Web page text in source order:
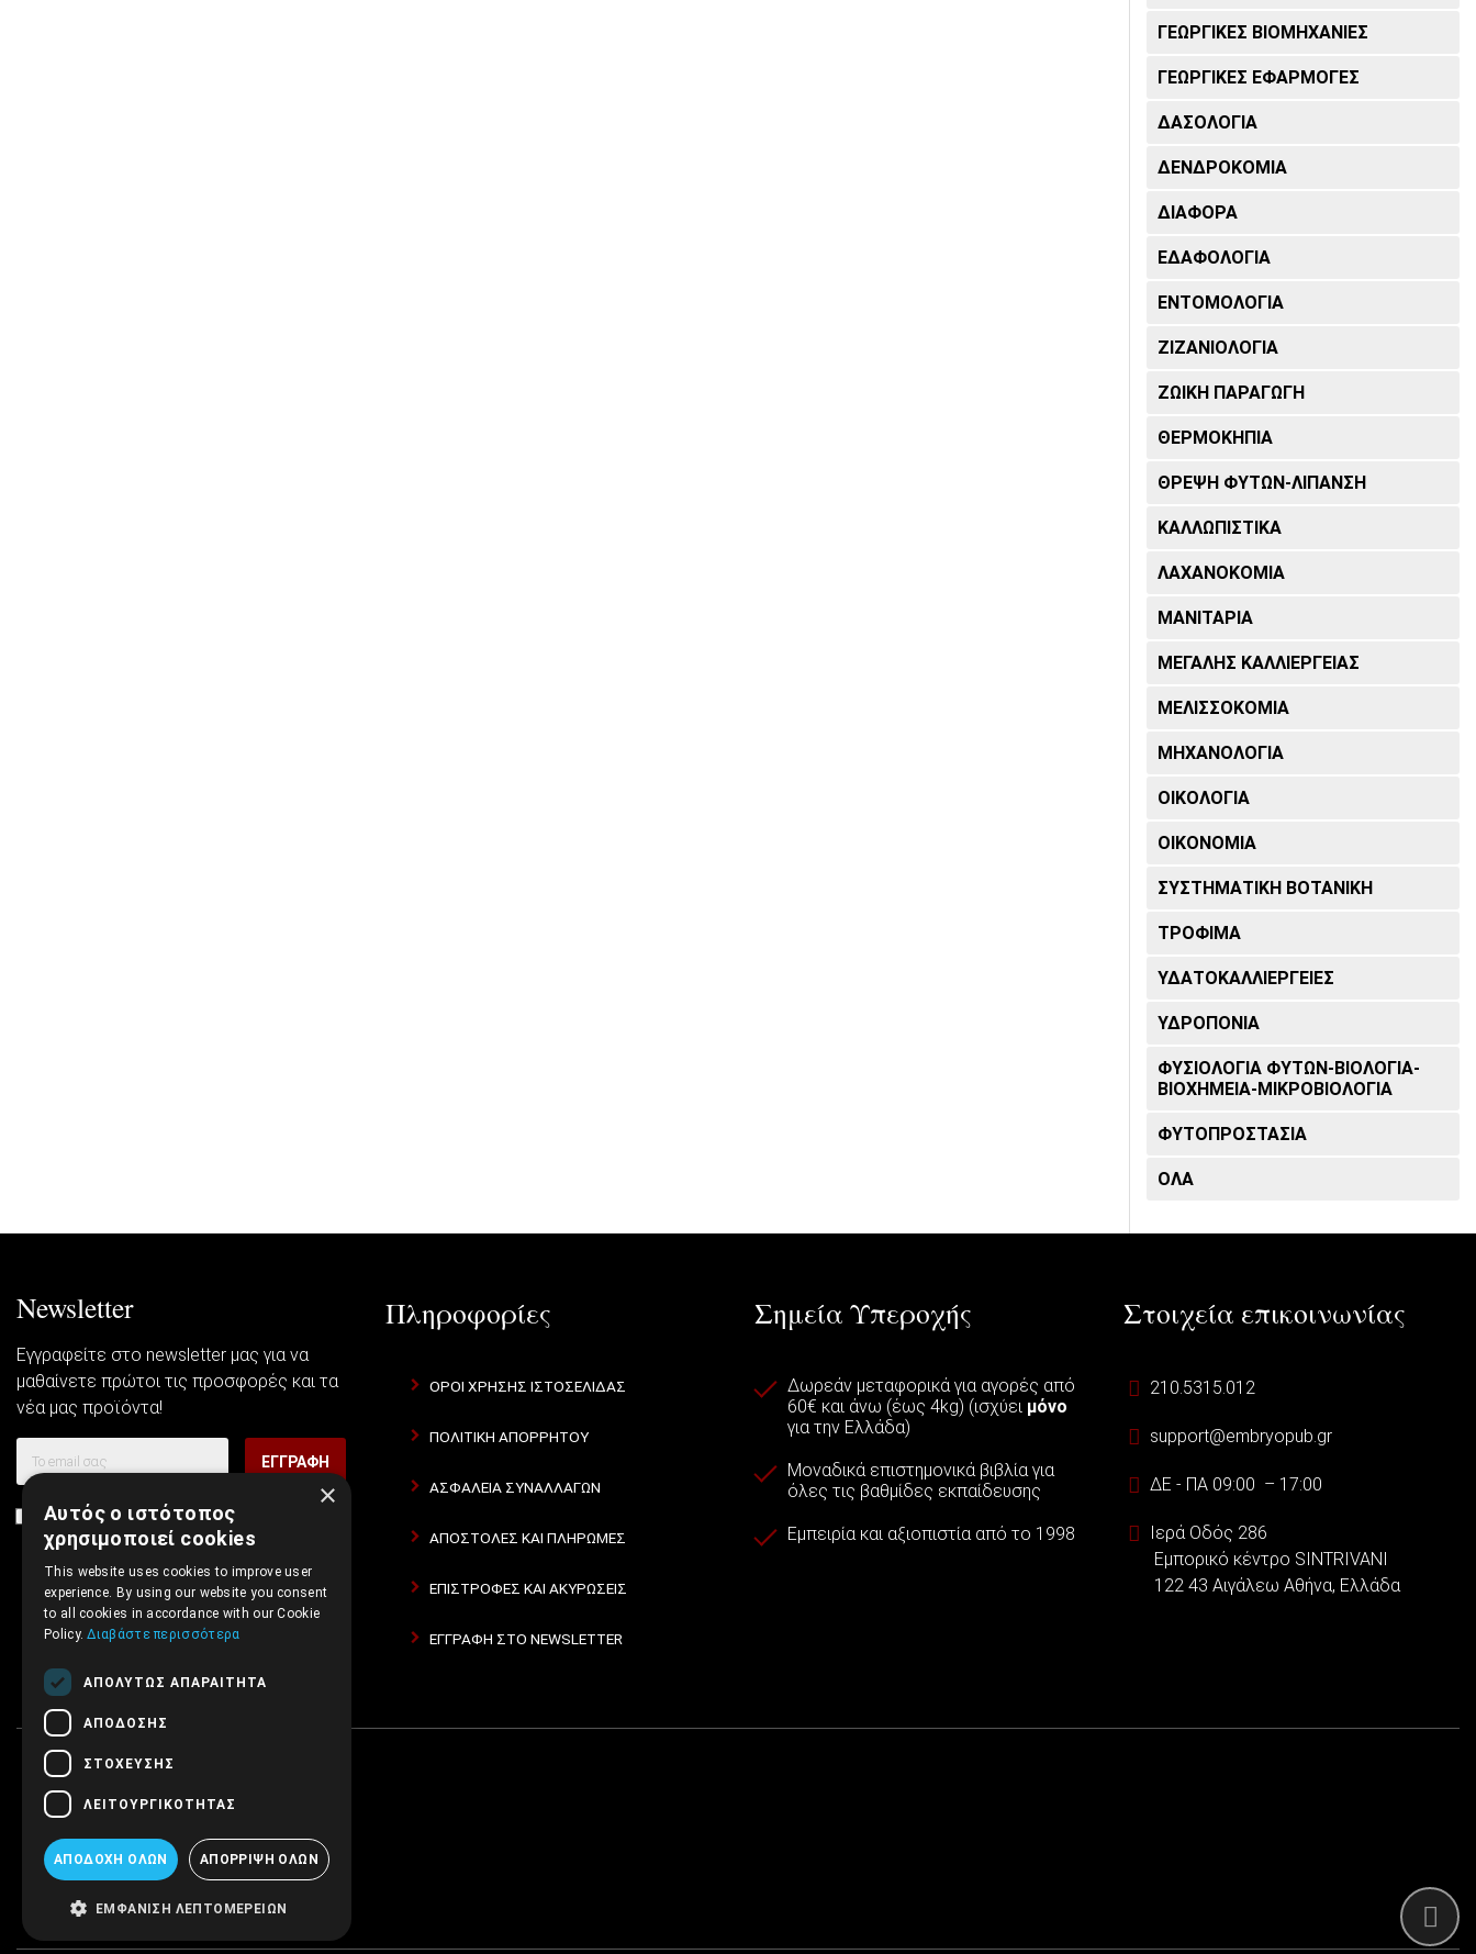
ΓΕΩΡΓΙΚΈΣ ΒΙΟΜΗΧΑΝΊΕΣ
ΓΕΩΡΓΙΚΈΣ ΕΦΑΡΜΟΓΈΣ
ΔΑΣΟΛΟΓΊΑ
ΔΕΝΔΡΟΚΟΜΊΑ
ΔΙΆΦΟΡΑ
ΕΔΑΦΟΛΟΓΊΑ
ΕΝΤΟΜΟΛΟΓΊΑ
ΖΙΖΑΝΙΟΛΟΓΊΑ
ΖΩΙΚΉ ΠΑΡΑΓΩΓΉ
ΘΕΡΜΟΚΉΠΙΑ
ΘΡΈΨΗ ΦΥΤΏΝ-ΛΊΠΑΝΣΗ
ΚΑΛΛΩΠΙΣΤΙΚΆ
ΛΑΧΑΝΟΚΟΜΊΑ
ΜΑΝΙΤΆΡΙΑ
ΜΕΓΆΛΗΣ ΚΑΛΛΙΈΡΓΕΙΑΣ
ΜΕΛΙΣΣΟΚΟΜΊΑ
ΜΗΧΑΝΟΛΟΓΊΑ
ΟΙΚΟΛΟΓΊΑ
ΟΙΚΟΝΟΜΊΑ
ΣΥΣΤΗΜΑΤΙΚΉ ΒΟΤΑΝΙΚΉ
ΤΡΌΦΙΜΑ
ΥΔΑΤΟΚΑΛΛΙΈΡΓΕΙΕΣ
ΥΔΡΟΠΟΝΊΑ
ΦΥΣΙΟΛΟΓΊΑ ΦΥΤΏΝ-ΒΙΟΛΟΓΊΑ-
ΒΙΟΧΗΜΕΊΑ-ΜΙΚΡΟΒΙΟΛΟΓΊΑ
ΦΥΤΟΠΡΟΣΤΑΣΊΑ
ΟΛΑ
Newsletter
Εγγραφείτε στο newsletter μας για να
μαθαίνετε πρώτοι τις προσφορές και τα
νέα μας προϊόντα!
ΕΓΓΡΑΦΉ
Συμφωνώ με τουςΌροι Χρήσης Ιστοσελίδας
Πολιτική Απορρήτου
Πληροφορίες
ΌΡΟΙ ΧΡΉΣΗΣ ΙΣΤΟΣΕΛΊΔΑΣ
ΠΟΛΙΤΙΚΉ ΑΠΟΡΡΉΤΟΥ
ΑΣΦΆΛΕΙΑ ΣΥΝΑΛΛΑΓΏΝ
ΑΠΟΣΤΟΛΈΣ ΚΑΙ ΠΛΗΡΩΜΈΣ
ΕΠΙΣΤΡΟΦΈΣ ΚΑΙ ΑΚΥΡΏΣΕΙΣ
ΕΓΓΡΑΦΉ ΣΤΟ NEWSLETTER
Σημεία Υπεροχής
Δωρεάν μεταφορικά για αγορές από
60€ και άνω (έως 4kg) (ισχύει μόνο
για την Ελλάδα)
Μοναδικά επιστημονικά βιβλία για
όλες τις βαθμίδες εκπαίδευσης
Εμπειρία και αξιοπιστία από το 1998
Στοιχεία επικοινωνίας
210.5315.012
support@embryopub.gr
ΔΕ - ΠΑ 09:00 – 17:00
Ιερά Οδός 286
Εμπορικό κέντρο SINTRIVANI
122 43 Αιγάλεω Αθήνα, Ελλάδα
×
Αυτός ο ιστότοπος
χρησιμοποιεί cookies
This website uses cookies to improve user
experience. By using our website you consent
to all cookies in accordance with our Cookie
Policy.Διαβάστε περισσότερα
ΑΠΟΛΎΤΩΣ ΑΠΑΡΑΊΤΗΤΑ
ΑΠΌΔΟΣΗΣ
ΣΤΌΧΕΥΣΗΣ
ΛΕΙΤΟΥΡΓΙΚΌΤΗΤΑΣ
ΑΠΟΔΟΧΉ ΌΛΩΝ ΑΠΌΡΡΙΨΗ ΌΛΩΝ
ΕΜΦΆΝΙΣΗ ΛΕΠΤΟΜΕΡΕΙΏΝ